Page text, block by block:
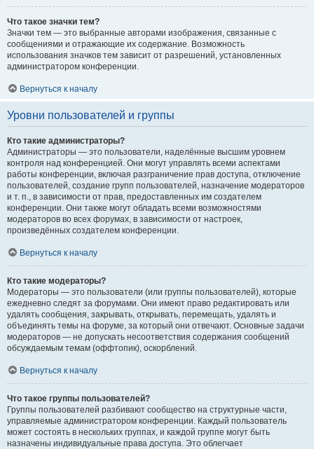
Что такое значки тем?
Значки тем — это выбранные авторами изображения, связанные с
сообщениями и отражающие их содержание. Возможность
использования значков тем зависит от разрешений, установленных
администратором конференции.
Вернуться к началу
Уровни пользователей и группы
Кто такие администраторы?
Администраторы — это пользователи, наделённые высшим уровнем
контроля над конференцией. Они могут управлять всеми аспектами
работы конференции, включая разграничение прав доступа, отключение
пользователей, создание групп пользователей, назначение модераторов
и т. п., в зависимости от прав, предоставленных им создателем
конференции. Они также могут обладать всеми возможностями
модераторов во всех форумах, в зависимости от настроек,
произведённых создателем конференции.
Вернуться к началу
Кто такие модераторы?
Модераторы — это пользователи (или группы пользователей), которые
ежедневно следят за форумами. Они имеют право редактировать или
удалять сообщения, закрывать, открывать, перемещать, удалять и
объединять темы на форуме, за который они отвечают. Основные задачи
модераторов — не допускать несоответствия содержания сообщений
обсуждаемым темам (оффтопик), оскорблений.
Вернуться к началу
Что такое группы пользователей?
Группы пользователей разбивают сообщество на структурные части,
управляемые администратором конференции. Каждый пользователь
может состоять в нескольких группах, и каждой группе могут быть
назначены индивидуальные права доступа. Это облегчает